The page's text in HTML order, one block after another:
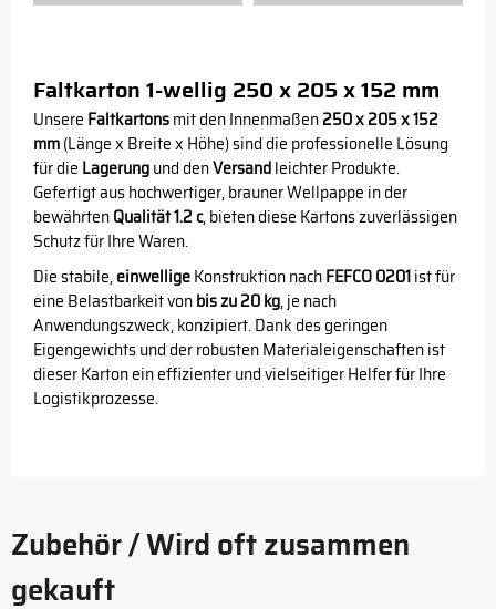
Faltkarton 1-wellig 250 x 205 x 152 mm
Unsere Faltkartonsmit den Innenmaßen250 x 205 x 152
mm(Länge x Breite x Höhe) sind die professionelle Lösung
für die Lagerungund denVersandleichter Produkte.
Gefertigt aus hochwertiger, brauner Wellpappe in der
bewährtenQualität 1.2 c, bieten diese Kartons zuverlässigen
Schutz für Ihre Waren.
Die stabile,einwelligeKonstruktion nachFEFCO 0201ist für
eine Belastbarkeit vonbis zu 20 kg, je nach
Anwendungszweck, konzipiert. Dank des geringen
Eigengewichts und der robusten Materialeigenschaften ist
dieser Karton ein effizienter und vielseitiger Helfer für Ihre
Logistikprozesse.
Zubehör / Wird oft zusammen
gekauft